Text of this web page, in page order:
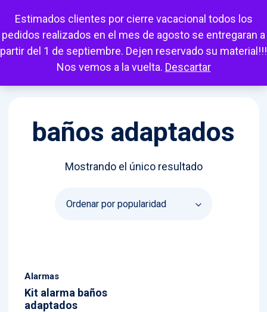
Estimados clientes por cierre vacacional todos los
pedidos realizados en el mes de agosto se entregaran a
partir del 1 de septiembre. Dejen reservado su material!!!
Nos vemos a la vuelta. Descartar
Mi cuenta Carrito Favoritos Escuchar
baños adaptados
Mostrando el único resultado
Alarmas
Kit alarma baños
adaptados